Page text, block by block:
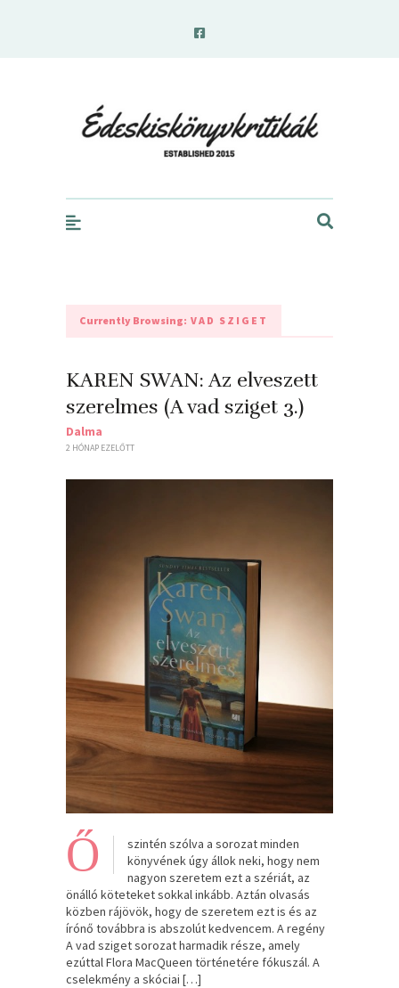
Currently Browsing: VAD SZIGET
KAREN SWAN: Az ​elveszett
szerelmes (A vad sziget 3.)
Dalma
2 HÓNAP EZELŐTT
Ő
szintén szólva a sorozat minden
könyvének úgy állok neki, hogy nem
nagyon szeretem ezt a szériát, az
önálló köteteket sokkal inkább. Aztán olvasás
közben rájövök, hogy de szeretem ezt is és az
írónő továbbra is abszolút kedvencem. A regény
A vad sziget sorozat harmadik része, amely
ezúttal Flora MacQueen történetére fókuszál. A
cselekmény a skóciai […]